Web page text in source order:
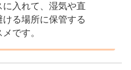
に入れて、湿気や直
ける場所に保管する
です。